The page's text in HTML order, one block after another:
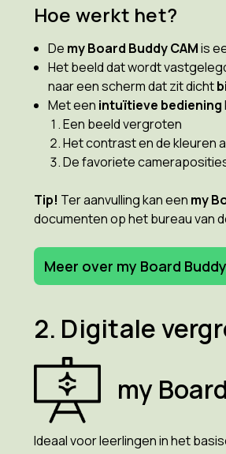
Hoe werkt het?
De my Board Buddy CAMis
Het beeld dat wordt
naar een scherm dat zit dicht
Met een intuïtieve bediening
Een beeld vergroten
Het contrast en de kleuren
De favoriete
Tip! Ter aanvulling kan een my
documenten op het bureau van
Meer over my Board
2. Digitale
my
Ideaal voor leerlingen in het